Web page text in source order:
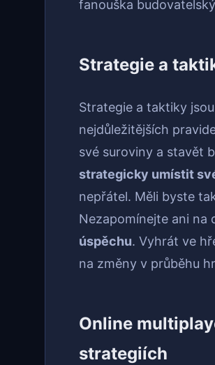
fanouška
Strategie a
Strategie a taktiky
nejdůležitějších
své suroviny a stavět
strategicky umístit
nepřátel. Měli byste
Nezapomínejte ani na
úspěchu. Vyhrát ve
na změny v průběhu
Online
strategiích